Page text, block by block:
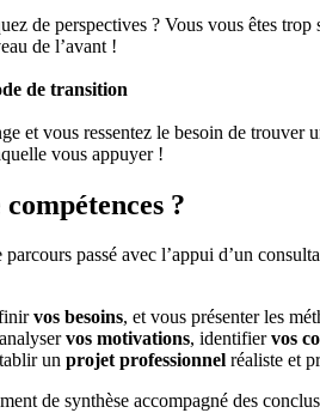
de perspectives ? Vous vous êtes
de l’avant !
de transition
et vous ressentez le besoin de
vous appuyer !
?
parcours passé avec l’appui d’un
vos besoins, et vous présenter les
vos motivations, identifiervos
un projet professionnel réaliste et
de synthèse accompagné des